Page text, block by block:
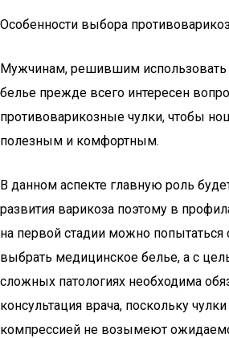
Особенности выбора
Мужчинам, решившим использовать
белье прежде всего интересен
противоварикозные чулки, чтобы
полезным и комфортным.
В данном аспекте главную роль
развития варикоза поэтому в
на первой стадии можно попытаться
выбрать медицинское белье, а с
сложных патологиях необходима
консультация врача, поскольку
компрессией не возымеют